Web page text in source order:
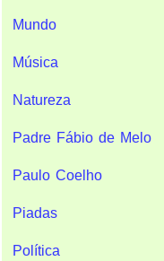
Mundo
Música
Natureza
Padre Fábio de Melo
Paulo Coelho
Piadas
Política